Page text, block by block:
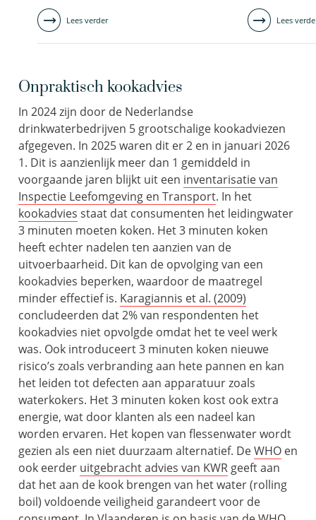
Lees verder Lees
Onpraktisch kookadvies
In 2024 zijn door de Nederlandse
drinkwaterbedrijven 5 grootschalige kookadviezen
afgegeven. In 2025 waren dit er 2 en in januari 2026
1. Dit is aanzienlijk meer dan 1 gemiddeld in
voorgaande jaren blijkt uit een inventarisatie van
Inspectie Leefomgeving en Transport. In het
kookadvies staat dat consumenten het leidingwater
3 minuten moeten koken. Het 3 minuten koken
heeft echter nadelen ten aanzien van de
uitvoerbaarheid. Dit kan de opvolging van een
kookadvies beperken, waardoor de maatregel
minder effectief is. Karagiannis et al. (2009)
concludeerden dat 2% van respondenten het
kookadvies niet opvolgde omdat het te veel werk
was. Ook introduceert 3 minuten koken nieuwe
risico’s zoals verbranding aan hete pannen en kan
het leiden tot defecten aan apparatuur zoals
waterkokers. Het 3 minuten koken kost ook extra
energie, wat door klanten als een nadeel kan
worden ervaren. Het kopen van flessenwater wordt
gezien als een niet duurzaam alternatief. DeWHO en
ook eerder uitgebracht advies van KWR geeft aan
dat het aan de kook brengen van het water (rolling
boil) voldoende veiligheid garandeert voor de